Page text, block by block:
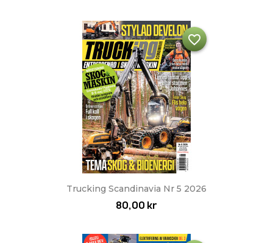
Trucking Scandinavia Nr 5 2026
80,00 kr
favorite_border